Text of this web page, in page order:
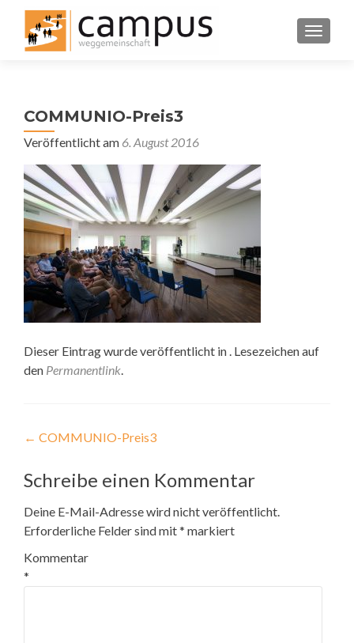
COMMUNIO-Preis3
Veröffentlicht am 6. August 2016
Dieser Eintrag wurde veröffentlicht in . Lesezeichen auf
den Permanentlink.
Beitragsnavigation
← COMMUNIO-Preis3
Schreibe einen Kommentar
Deine E-Mail-Adresse wird nicht veröffentlicht.
Erforderliche Felder sind mit* markiert
Kommentar
*